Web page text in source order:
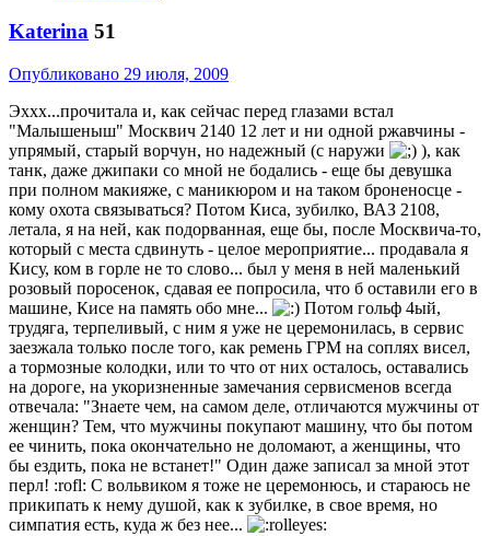
Katerina 51
Опубликовано 29 июля, 2009
Эххх...прочитала и, как сейчас перед глазами встал
"Малышеныш" Москвич 2140 12 лет и ни одной ржавчины -
упрямый, старый ворчун, но надежный (с наружи
), как
танк, даже джипаки со мной не бодались - еще бы девушка
при полном макияже, с маникюром и на таком броненосце -
кому охота связываться? Потом Киса, зубилко, ВАЗ 2108,
летала, я на ней, как подорванная, еще бы, после Москвича-то,
который с места сдвинуть - целое мероприятие... продавала я
Кису, ком в горле не то слово... был у меня в ней маленький
розовый поросенок, сдавая ее попросила, что б оставили его в
машине, Кисе на память обо мне...
Потом гольф 4ый,
трудяга, терпеливый, с ним я уже не церемонилась, в сервис
заезжала только после того, как ремень ГРМ на соплях висел,
а тормозные колодки, или то что от них осталось, оставались
на дороге, на укоризненные замечания сервисменов всегда
отвечала: "Знаете чем, на самом деле, отличаются мужчины от
женщин? Тем, что мужчины покупают машину, что бы потом
ее чинить, пока окончательно не доломают, а женщины, что
бы ездить, пока не встанет!" Один даже записал за мной этот
перл! :rofl: С вольвиком я тоже не церемонюсь, и стараюсь не
прикипать к нему душой, как к зубилке, в свое время, но
симпатия есть, куда ж без нее...